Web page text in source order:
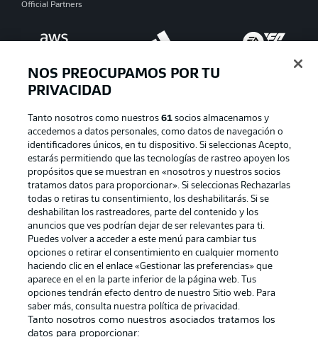
Official Partners
Publicidad Aviso legal
Gestionar las preferencias
Canales Trabajos
Jugadores Condiciones de uso
NOS PREOCUPAMOS POR TU
PRIVACIDAD
Tanto nosotros como nuestros 61socios almacenamos y
accedemos a datos personales, como datos de navegación o
identificadores únicos, en tu dispositivo. Si seleccionas Acepto,
estarás permitiendo que las tecnologías de rastreo apoyen los
propósitos que se muestran en «nosotros y nuestros socios
tratamos datos para proporcionar». Si seleccionas Rechazarlas
todas o retiras tu consentimiento, los deshabilitarás. Si se
deshabilitan los rastreadores, parte del contenido y los
anuncios que ves podrían dejar de ser relevantes para ti.
Puedes volver a acceder a este menú para cambiar tus
opciones o retirar el consentimiento en cualquier momento
haciendo clic en el enlace «Gestionar las preferencias» que
aparece en el en la parte inferior de la página web. Tus
opciones tendrán efecto dentro de nuestro Sitio web. Para
saber más, consulta nuestra política de privacidad.
Tanto nosotros como nuestros asociados tratamos los
datos para proporcionar: